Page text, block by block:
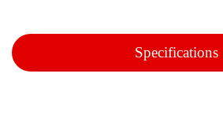
Specifications